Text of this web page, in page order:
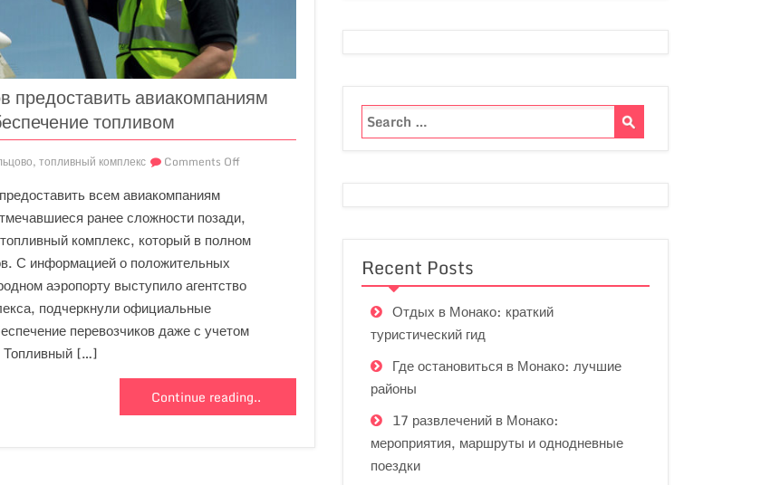
предоставить авиакомпаниям
топливом
, топливный комплекс Comments Off
всем авиакомпаниям
ранее сложности позади,
комплекс, который в полном
С информацией о положительных
аэропорту выступило агентство
подчеркнули официальные
перевозчиков даже с учетом
Топливный […]
Continue reading..
Recent Posts
Отдых в Монако: краткий
туристический гид
Где остановиться в Монако: лучшие
районы
17 развлечений в Монако:
мероприятия, маршруты и однодневные
поездки